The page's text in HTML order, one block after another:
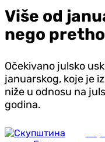
Više od
nego
Očekivano julsko
januarskog, koje je
niže u odnosu na
godina.